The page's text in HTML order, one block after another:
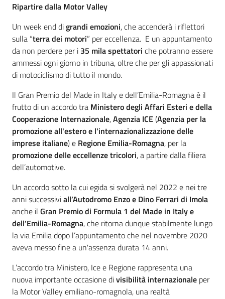
Ripartire dalla Motor Valley
Un week end digrandi emozioni, che accenderà i riflettori
sulla “terra dei motori” per eccellenza. E un appuntamento
da non perdere per i 35 mila spettatori che potranno essere
ammessi ogni giorno in tribuna, oltre che per gli appassionati
di motociclismo di tutto il mondo.
Il Gran Premio del Made in Italy e dell’Emilia-Romagna è il
frutto di un accordo tra Ministero degli Affari Esteri e della
Cooperazione Internazionale,Agenzia ICE(Agenzia per la
promozione all'estero e l'internazionalizzazione delle
imprese italiane) e Regione Emilia-Romagna, per la
promozione delleeccellenze tricolori, a partire dalla filiera
dell’automotive.
Un accordo sotto la cui egida si svolgerà nel 2022 e nei tre
anni successiviall’Autodromo Enzo e Dino Ferrari di Imola
anche il Gran Premio di Formula 1 del Made in Italy e
dell’Emilia-Romagna, che ritorna dunque stabilmente lungo
la via Emilia dopo l’appuntamento che nel novembre 2020
aveva messo fine a un'assenza durata 14 anni.
L’accordo tra Ministero, Ice e Regione rappresenta una
nuova importante occasione divisibilità internazionale per
la Motor Valley emiliano-romagnola, una realtà